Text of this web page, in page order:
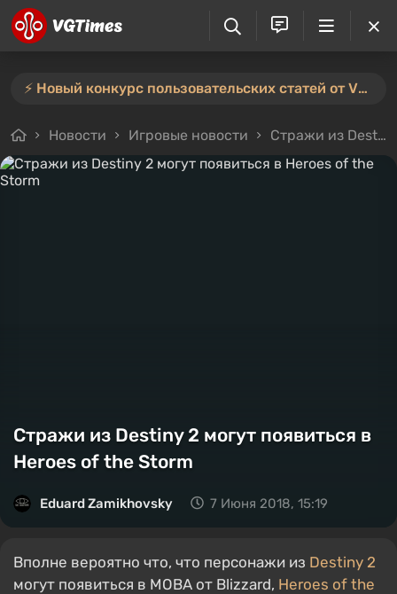
⚡️ Новый конкурс пользовательских статей от VGTimes — участвуйте тут ⚡️
Новости Игровые новости Стражи из Destiny 2 могут появиться в Heroes of the Storm
Стражи из Destiny 2 могут появиться в
Heroes of the Storm
Eduard Zamikhovsky 7 Июня 2018, 15:19
Вполне вероятно что, что персонажи из Destiny 2
могут появиться в MOBA от Blizzard, Heroes of the